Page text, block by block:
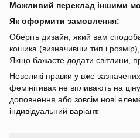
Можливий переклад іншими
Як оформити замовлення:
Оберіть дизайн, який вам
кошика (визначивши тип і
Якщо бажаєте додати світлини,
Невеликі правки у вже
фемінітивах не впливають на
доповнення або зовсім нові
індивідуальний варіант.